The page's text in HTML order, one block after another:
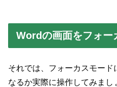
Wordの画面をフォー
それでは、フォーカスモー
なるか実際に操作してみまし